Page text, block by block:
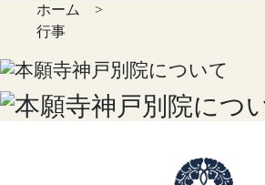
ホーム
>
行事